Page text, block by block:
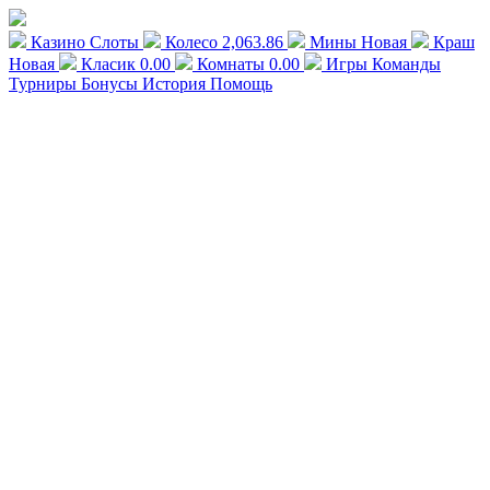
Казино Слоты Колесо 2,063.86 Мины Новая
Краш
Новая
Класик 0.00 Комнаты 0.00 Игры Команды
Турниры Бонусы История Помощь